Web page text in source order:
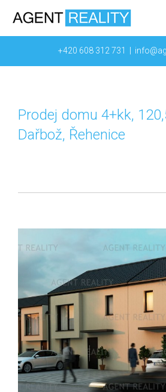
+420 608 312 731
Prodej domu 4+kk,
Dařbož, Řehenice